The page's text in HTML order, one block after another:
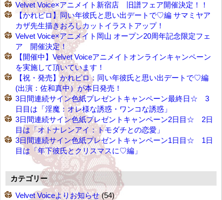
Velvet Voice×アニメイト新宿店 旧譜フェア開催決定！！
【かれピロ】同い年彼氏と思い出デートで♡編 サマミヤア
カザ先生描きおろしカットイラストアップ！
Velvet Voice×アニメイト岡山 オープン20周年記念限定フェ
ア 開催決定！
【開催中】Velvet Voiceアニメイトオンラインキャンペーン
を実施して頂いています！
【祝・発売】かれピロ：同い年彼氏と思い出デートで♡編
(出演：佐和真中）が本日発売！
3日間連続サイン色紙プレゼントキャンペーン最終日☆ 3
日目は「淫魔：オレ様な誘惑・ワンコな誘惑」
3日間連続サイン色紙プレゼントキャンペーン2日目☆ 2日
目は「オトナレンアイ：トモダチとの恋愛」
3日間連続サイン色紙プレゼントキャンペーン1日目☆ 1日
目は「年下彼氏とクリスマスに♡編」
カテゴリー
Velvet Voiceよりお知らせ(54)